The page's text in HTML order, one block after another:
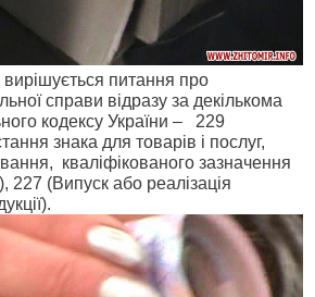
питання про
справи відразу за декількома
кодексу України –
229
знака для товарів і послуг,
кваліфікованого зазначення
227 (Випуск або реалізація